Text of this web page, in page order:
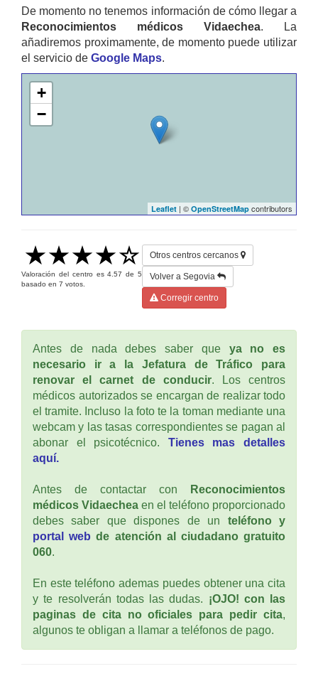
De momento no tenemos información de cómo llegar a
Reconocimientos médicos Vidaechea. La
añadiremos proximamente, de momento puede utilizar
el servicio de Google Maps.
+
−
Leaflet | © OpenStreetMap contributors
Valoración del centro es4.57 de5
basado en 7 votos.
Otros centros cercanos
Volver a Segovia
Corregir centro
Antes de nada debes saber que ya no es
necesario ir a la Jefatura de Tráfico para
renovar el carnet de conducir. Los centros
médicos autorizados se encargan de realizar todo
el tramite. Incluso la foto te la toman mediante una
webcam y las tasas correspondientes se pagan al
abonar el psicotécnico. Tienes mas detalles
aquí.
Antes de contactar con
Reconocimientos
médicos Vidaechea en el teléfono proporcionado
debes saber que dispones de un teléfono y
portal web de atención al ciudadano gratuito
060.
En este teléfono ademas puedes obtener una cita
y te resolverán todas las dudas. ¡OJO! con las
paginas de cita no oficiales para pedir cita,
algunos te obligan a llamar a teléfonos de pago.